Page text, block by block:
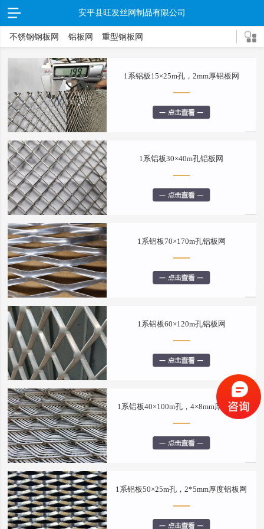
安平县旺发丝网制品有限公司
不锈钢钢板网 铝板网 重型钢板网
1系铝板15×25m孔，2mm厚铝板网
1系铝板30×40m孔铝板网
1系铝板70×170m孔铝板网
1系铝板60×120m孔铝板网
1系铝板40×100m孔，4×8mm厚铝板网
1系铝板50×25m孔，2*5mm厚度铝板网